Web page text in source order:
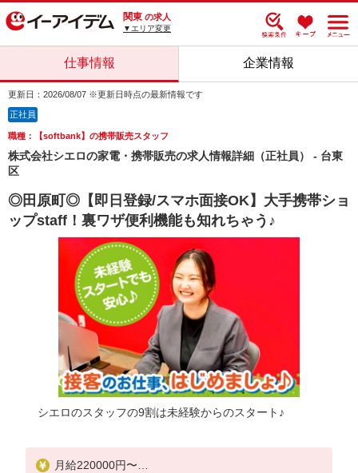
関東 の求人
▼エリア変更
仕事情報 企業情報
更新日：2026/08/07 ※更新日時点の最新情報です
正社員
職種：【softbank】の携帯販売スタッフ
株式会社シエロの家電・携帯販売の求人情報詳細（正社員） - 台東
区
◎田原町◎【即日登録/スマホ面接OK】大手携帯ショ
ップstaff！裏ワザ便利機能も知れちゃう♪
シエロのスタッフの9割は未経験からのスタート♪
月給220000円〜